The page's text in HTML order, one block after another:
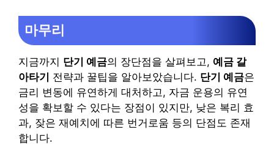
마무리
지금까지 단기 예금의 장단점을 살펴보고, 예금 갈
아타기
전략과 꿀팁을 알아보았습니다. 단기 예금은
금리 변동에 유연하게 대처하고, 자금 운용의 유연
성을 확보할 수 있다는 장점이 있지만, 낮은 복리 효
과, 잦은 재예치에 따른 번거로움 등의 단점도 존재
합니다.